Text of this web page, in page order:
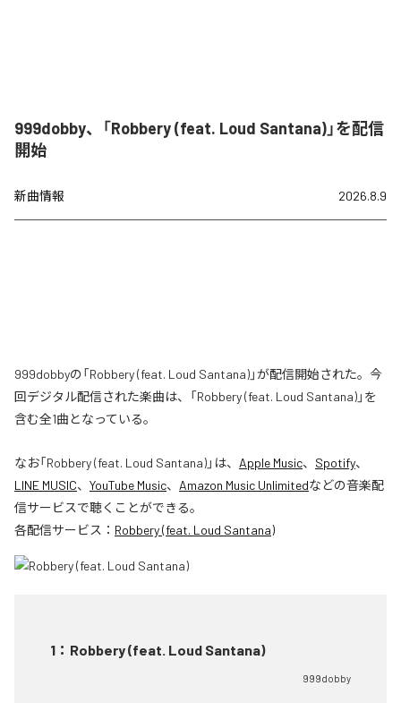
999dobby、「Robbery (feat. Loud Santana)」を配信
開始
新曲情報 2026.8.9
999dobbyの「Robbery (feat. Loud Santana)」が配信開始された。今
回デジタル配信された楽曲は、「Robbery (feat. Loud Santana)」を
含む全1曲となっている。
なお「Robbery (feat. Loud Santana)」は、 Apple Music、 Spotify、
LINE MUSIC、 YouTube Music、 Amazon Music Unlimitedなどの音楽配
信サービスで聴くことができる。
各配信サービス： Robbery (feat. Loud Santana)
1 ： Robbery (feat. Loud Santana)
999dobby